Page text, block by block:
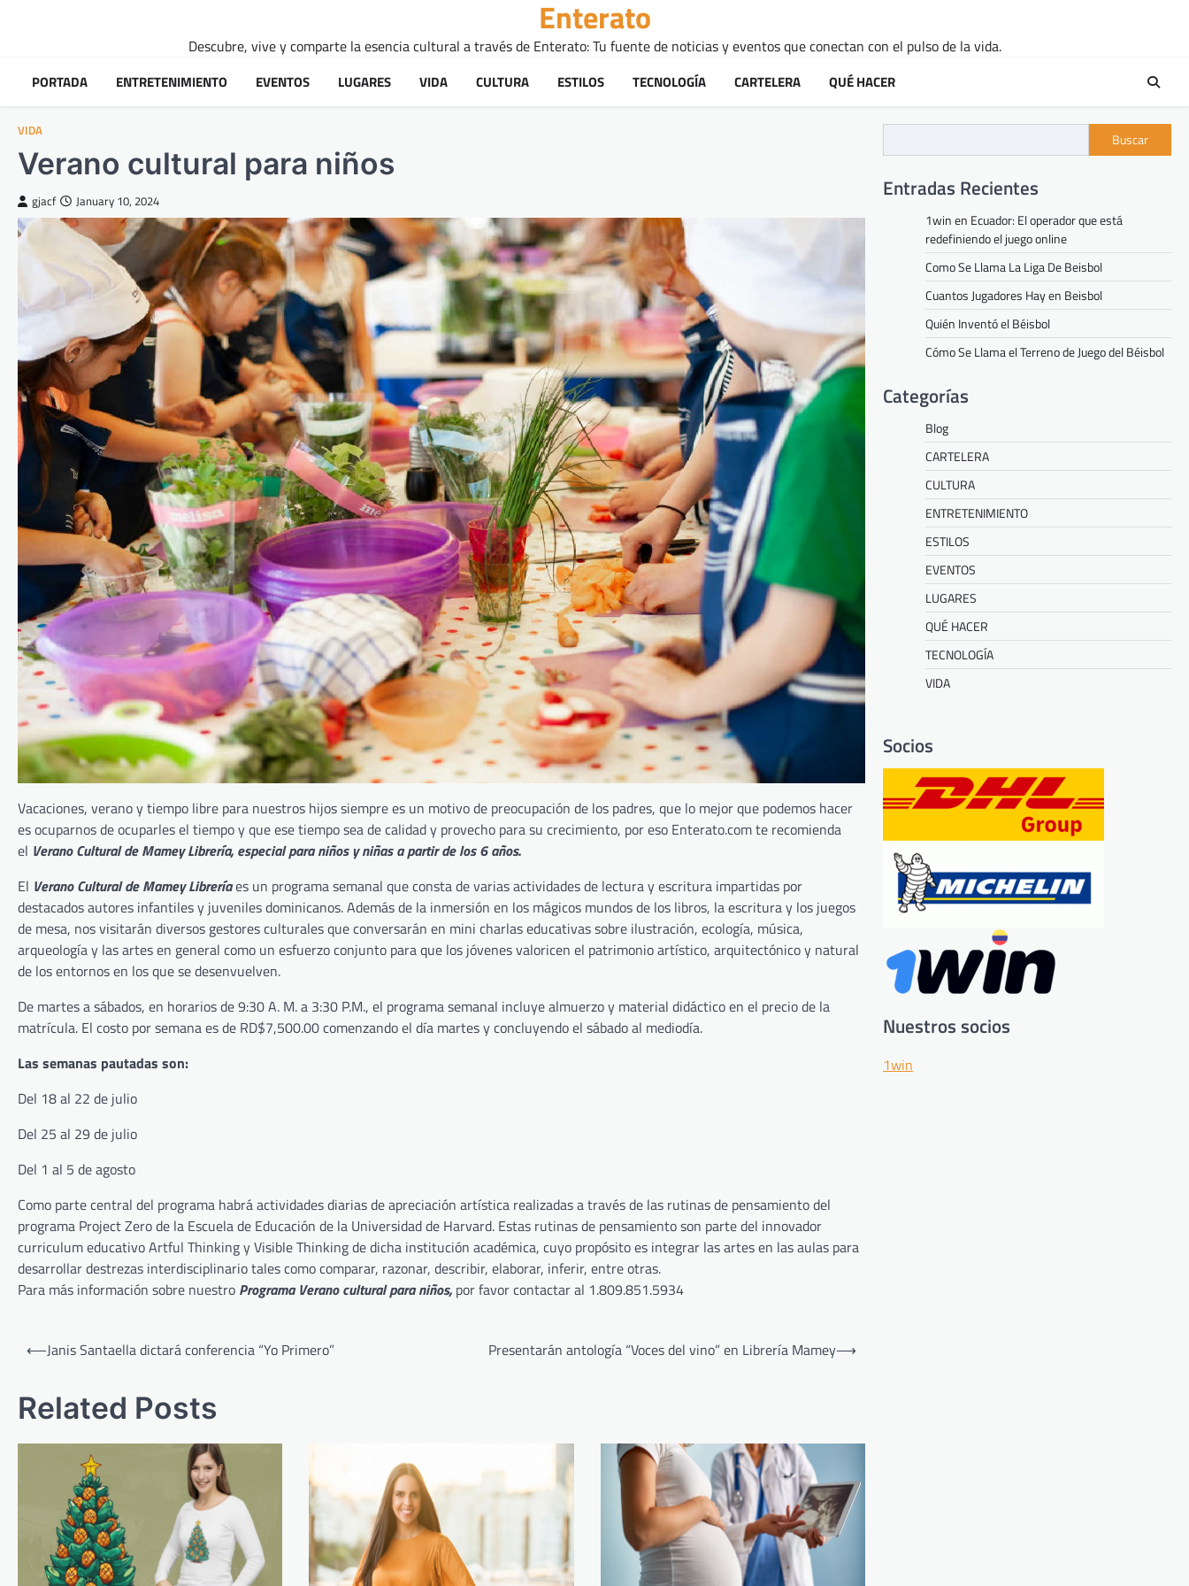
Enterato
Descubre, vive y comparte la esencia cultural a través de Enterato: Tu fuente de noticias y eventos que conectan con el pulso de la vida.
PORTADA ENTRETENIMIENTO EVENTOS LUGARES VIDA CULTURA ESTILOS TECNOLOGÍA CARTELERA QUÉ HACER
VIDA
Verano cultural para niños
gjacf January 10, 2024
Vacaciones, verano y tiempo libre para nuestros hijos siempre es un motivo de preocupación de los padres, que lo mejor que podemos hacer
es ocuparnos de ocuparles el tiempo y que ese tiempo sea de calidad y provecho para su crecimiento, por eso Enterato.com te recomienda
el Verano Cultural de Mamey Librería, especial para niños y niñas a partir de los 6 años.
El Verano Cultural de Mamey Libreríaes un programa semanal que consta de varias actividades de lectura y escritura impartidas por
destacados autores infantiles y juveniles dominicanos. Además de la inmersión en los mágicos mundos de los libros, la escritura y los juegos
de mesa, nos visitarán diversos gestores culturales que conversarán en mini charlas educativas sobre ilustración, ecología, música,
arqueología y las artes en general como un esfuerzo conjunto para que los jóvenes valoricen el patrimonio artístico, arquitectónico y natural
de los entornos en los que se desenvuelven.
De martes a sábados, en horarios de 9:30 A. M. a 3:30 P.M., el programa semanal incluye almuerzo y material didáctico en el precio de la
matrícula. El costo por semana es de RD$7,500.00 comenzando el día martes y concluyendo el sábado al mediodía.
Las semanas pautadas son:
Del 18 al 22 de julio
Del 25 al 29 de julio
Del 1 al 5 de agosto
Como parte central del programa habrá actividades diarias de apreciación artística realizadas a través de las rutinas de pensamiento del
programa Project Zero de la Escuela de Educación de la Universidad de Harvard. Estas rutinas de pensamiento son parte del innovador
curriculum educativo Artful Thinking y Visible Thinking de dicha institución académica, cuyo propósito es integrar las artes en las aulas para
desarrollar destrezas interdisciplinario tales como comparar, razonar, describir, elaborar, inferir, entre otras.
Para más información sobre nuestro Programa Verano cultural para niños, por favor contactar al 1.809.851.5934
Post
⟵Janis Santaella dictará conferencia “Yo Primero” Presentarán antología “Voces del vino” en Librería Mamey⟶
Related Posts
Buscar
Entradas Recientes
1win en Ecuador: El operador que está
redefiniendo el juego online
Como Se Llama La Liga De Beisbol
Cuantos Jugadores Hay en Beisbol
Quién Inventó el Béisbol
Cómo Se Llama el Terreno de Juego del Béisbol
Categorías
Blog
CARTELERA
CULTURA
ENTRETENIMIENTO
ESTILOS
EVENTOS
LUGARES
QUÉ HACER
TECNOLOGÍA
VIDA
Socios
Nuestros socios
1win